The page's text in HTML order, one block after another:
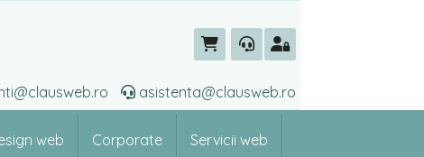
asistenta@clausweb.ro
web Corporate Servicii web